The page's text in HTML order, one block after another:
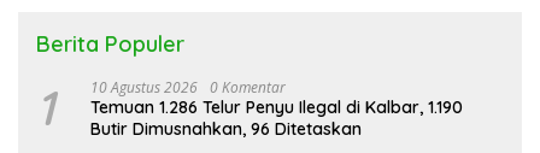
Berita Populer
1 10 Agustus 2026 0 Komentar
Temuan 1.286 Telur Penyu Ilegal di Kalbar, 1.190
Butir Dimusnahkan, 96 Ditetaskan